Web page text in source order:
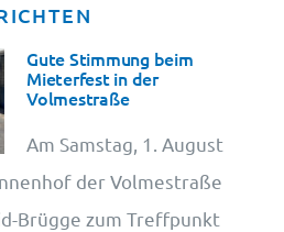
Gute Stimmung beim
Mieterfest in der
Volmestraße
Am Samstag, 1. August
der Volmestraße
Brügge zum Treffpunkt